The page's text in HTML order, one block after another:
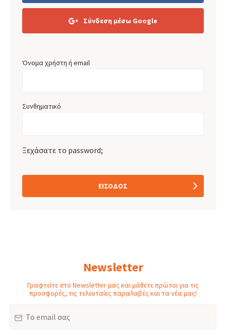
Σύνδεση μέσω Google
Όνομα χρήστη ή email
Συνθηματικό
Ξεχάσατε το password;
ΕΊΣΟΔΟΣ
Newsletter
Γραφτείτε στο Newsletter μας και μάθετε πρώτοι για τις
προσφορές, τις τελευταίες παραλαβές και τα νέα μας!